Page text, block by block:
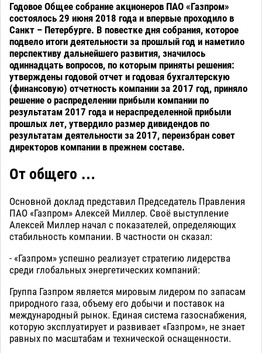
Годовое Общее собрание акционеров ПАО «Газпром»
состоялось 29 июня 2018 года и впервые проходило в
Санкт – Петербурге. В повестке дня собрания, которое
подвело итоги деятельности за прошлый год и наметило
перспективу дальнейшего развития, значилось
одиннадцать вопросов, по которым приняты решения:
утверждены годовой отчет и годовая бухгалтерскую
(финансовую) отчетность компании за 2017 год, приняло
решение о распределении прибыли компании по
результатам 2017 года и нераспределенной прибыли
прошлых лет, утвердило размер дивидендов по
результатам деятельности за 2017, переизбран совет
директоров компании в прежнем составе.
От общего …
Основной доклад представил Председатель Правления
ПАО «Газпром» Алексей Миллер. Своё выступление
Алексей Миллер начал с показателей, определяющих
стабильность компании. В частности он сказал:
- «Газпром» успешно реализует стратегию лидерства
среди глобальных энергетических компаний:
Группа Газпром является мировым лидером по запасам
природного газа, объему его добычи и поставок на
международный рынок. Единая система газоснабжения,
которую эксплуатирует и развивает «Газпром», не знает
равных по масштабам и технической оснащенности.